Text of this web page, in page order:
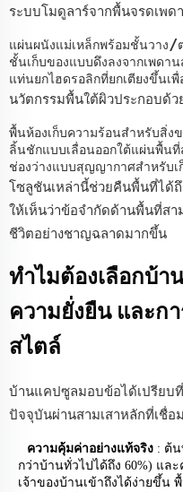
ระบบโมดูลาร์จากพื้นจรดเพด
แผ่นผนังแม่เหล็กพร้อมชั้นวาง/
ชั้นเก็บของแบบดึงลงจากเพดา
แท่นยกไฮดรอลิกที่ยกเตียงขึ้นเ
นวัตกรรมพื้นใต้ผิวประกอบด้ว
พื้นห้องเก็บความร้อนสำหรับสิ่ง
ลิ้นชักแบบเลื่อนออกใต้แผ่นพื้นที่
ช่องว่างแบบสุญญากาศสำหรับ
โซลูชันเหล่านี้ช่วยคืนพื้นที่ไ
ให้เห็นว่าข้อจำกัดด้านพื้นที่สา
ชีวิตอย่างชาญฉลาดมากขึ้น
ทำไมต้องเลือกบ้
ความยั่งยืน และก
สไตล์
บ้านแคปซูลมอบข้อได้เปรียบ
ปัจจุบันผ่านสามเสาหลักที่เชื่อ
ความคุ้มค่าอย่างแท้จริง : ต้น
กว่าบ้านทั่วไปได้ถึง 60%) แล
เจ้าของบ้านเข้าถึงได้ง่ายขึ้น